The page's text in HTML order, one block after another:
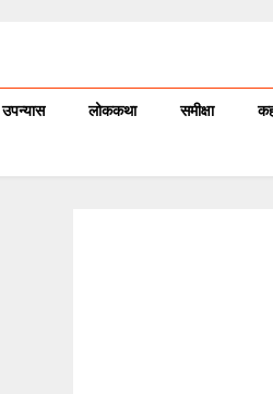
उपन्यास लोककथा समीक्षा